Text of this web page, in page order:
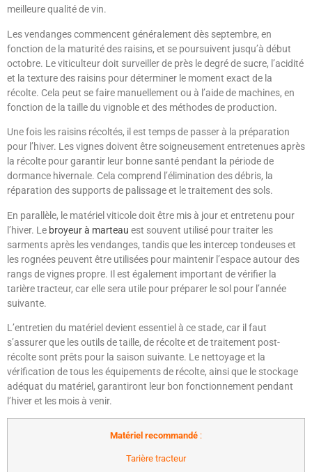
meilleure qualité de vin.
Les vendanges commencent généralement dès septembre, en
fonction de la maturité des raisins, et se poursuivent jusqu’à début
octobre. Le viticulteur doit surveiller de près le degré de sucre, l’acidité
et la texture des raisins pour déterminer le moment exact de la
récolte. Cela peut se faire manuellement ou à l’aide de machines, en
fonction de la taille du vignoble et des méthodes de production.
Une fois les raisins récoltés, il est temps de passer à la préparation
pour l’hiver. Les vignes doivent être soigneusement entretenues après
la récolte pour garantir leur bonne santé pendant la période de
dormance hivernale. Cela comprend l’élimination des débris, la
réparation des supports de palissage et le traitement des sols.
En parallèle, le matériel viticole doit être mis à jour et entretenu pour
l’hiver. Le broyeur à marteau est souvent utilisé pour traiter les
sarments après les vendanges, tandis que les intercep tondeuses et
les rognées peuvent être utilisées pour maintenir l’espace autour des
rangs de vignes propre. Il est également important de vérifier la
tarière tracteur, car elle sera utile pour préparer le sol pour l’année
suivante.
L’entretien du matériel devient essentiel à ce stade, car il faut
s’assurer que les outils de taille, de récolte et de traitement post-
récolte sont prêts pour la saison suivante. Le nettoyage et la
vérification de tous les équipements de récolte, ainsi que le stockage
adéquat du matériel, garantiront leur bon fonctionnement pendant
l’hiver et les mois à venir.
Matériel recommandé :
Tarière tracteur